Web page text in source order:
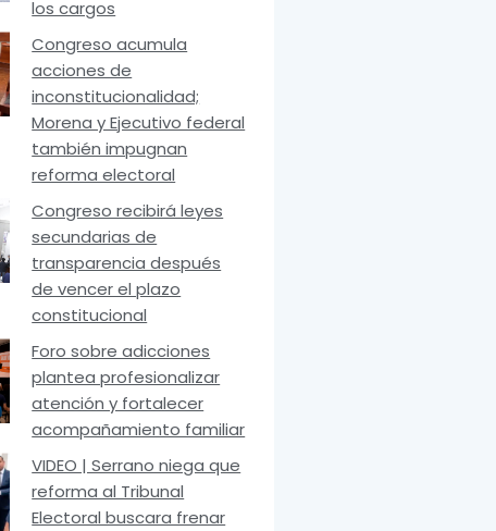
los cargos
Congreso acumula
acciones de
inconstitucionalidad;
Morena y Ejecutivo federal
también impugnan
reforma electoral
Congreso recibirá leyes
secundarias de
transparencia después
de vencer el plazo
constitucional
Foro sobre adicciones
plantea profesionalizar
atención y fortalecer
acompañamiento familiar
VIDEO | Serrano niega que
reforma al Tribunal
Electoral buscara frenar